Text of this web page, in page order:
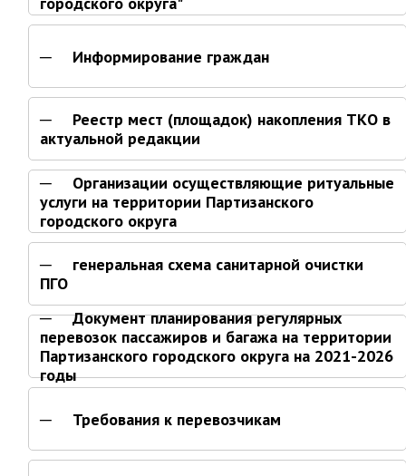
СТРУКТУРА
Заместители главы администрации
Управления
Финансовое управление
О финансовом управлении
Управление по организационно-
контрольной работе
собственности
Об управлении экономики и
собственности
Отдел экономики
потребительского рынка
Информирование граждан
Реестр мест (площадок) накопления ТКО в
актуальной редакции
Организации осуществляющие ритуальные
услуги на территории Партизанского
городского округа
генеральная схема санитарной очистки
ПГО
Документ планирования регулярных
перевозок пассажиров и багажа на территории
Партизанского городского округа на 2021-2026
годы
Требования к перевозчикам